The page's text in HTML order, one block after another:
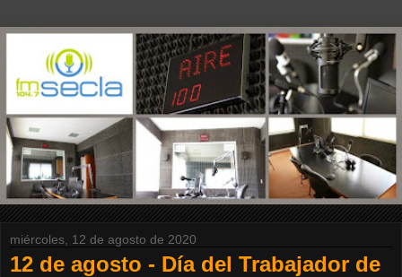
miércoles, 12 de agosto de 2020
12 de agosto - Día del Trabajador de